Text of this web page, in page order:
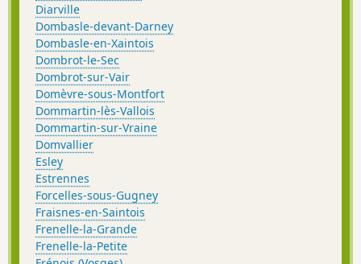
Diarville
Dombasle-devant-Darney
Dombasle-en-Xaintois
Dombrot-le-Sec
Dombrot-sur-Vair
Domèvre-sous-Montfort
Dommartin-lès-Vallois
Dommartin-sur-Vraine
Domvallier
Esley
Estrennes
Forcelles-sous-Gugney
Fraisnes-en-Saintois
Frenelle-la-Grande
Frenelle-la-Petite